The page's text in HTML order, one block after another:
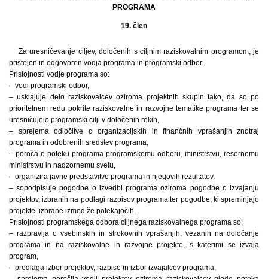
PROGRAMA
19. člen
Za uresničevanje ciljev, določenih s ciljnim raziskovalnim programom, je
pristojen in odgovoren vodja programa in programski odbor.
Pristojnosti vodje programa so:
– vodi programski odbor,
– usklajuje delo raziskovalcev oziroma projektnih skupin tako, da so po
prioritetnem redu pokrite raziskovalne in razvojne tematike programa ter se
uresničujejo programski cilji v določenih rokih,
– sprejema odločitve o organizacijskih in finančnih vprašanjih znotraj
programa in odobrenih sredstev programa,
– poroča o poteku programa programskemu odboru, ministrstvu, resornemu
ministrstvu in nadzornemu svetu,
– organizira javne predstavitve programa in njegovih rezultatov,
– sopodpisuje pogodbe o izvedbi programa oziroma pogodbe o izvajanju
projektov, izbranih na podlagi razpisov programa ter pogodbe, ki spreminjajo
projekte, izbrane izmed že potekajočih.
Pristojnosti programskega odbora ciljnega raziskovalnega programa so:
– razpravlja o vsebinskih in strokovnih vprašanjih, vezanih na določanje
programa in na raziskovalne in razvojne projekte, s katerimi se izvaja
program,
– predlaga izbor projektov, razpise in izbor izvajalcev programa,